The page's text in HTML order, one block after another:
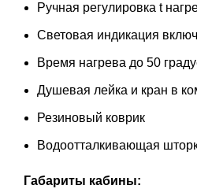
Ручная регулировка t
Световая индикация
Время нагрева до 50
Душевая лейка и кран в
Резиновый коврик
Водоотталкивающая
Габариты кабины: